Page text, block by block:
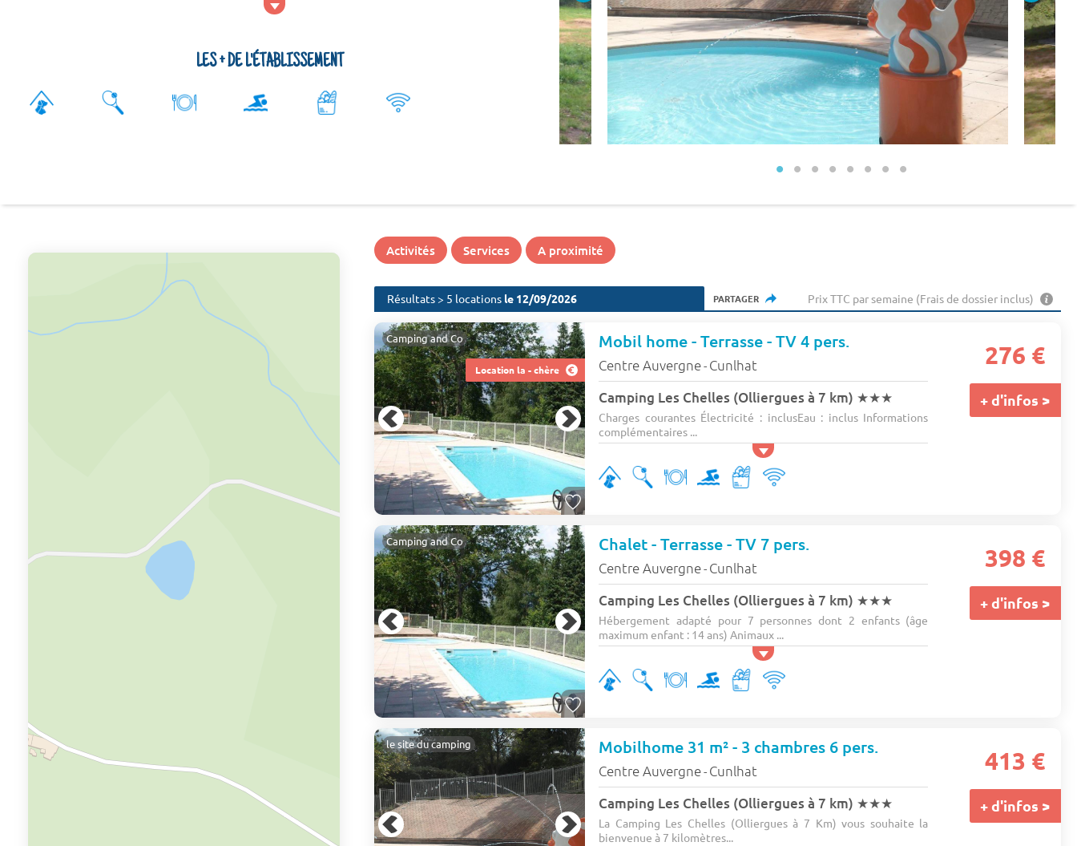
LES + DE L'ÉTABLISSEMENT
Activités Services A proximité
Résultats > 5 locations le 12/09/2026 PARTAGER Prix TTC par semaine (Frais de dossier inclus)
Location la - chère
Camping and Co Mobil home - Terrasse - TV 4 pers.
Centre Auvergne- Cunlhat
Camping Les Chelles (Olliergues à 7 km) ★★★
Charges courantes Électricité : inclusEau : inclus Informations
complémentaires ...
276 €
+ d'infos >
Camping and Co Chalet - Terrasse - TV 7 pers.
Centre Auvergne- Cunlhat
Camping Les Chelles (Olliergues à 7 km) ★★★
Hébergement adapté pour 7 personnes dont 2 enfants (âge
maximum enfant : 14 ans) Animaux ...
398 €
+ d'infos >
le site du camping Mobilhome 31 m² - 3 chambres 6 pers.
Centre Auvergne- Cunlhat
Camping Les Chelles (Olliergues à 7 km) ★★★
La Camping Les Chelles (Olliergues à 7 Km) vous souhaite la
bienvenue à 7 kilomètres...
413 €
+ d'infos >